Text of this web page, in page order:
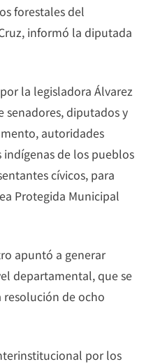
forestales del
informó la diputada
la legisladora Álvarez
senadores, diputados y
autoridades
de los pueblos
cívicos, para
Protegida Municipal
apuntó a generar
departamental, que se
de ocho
por los